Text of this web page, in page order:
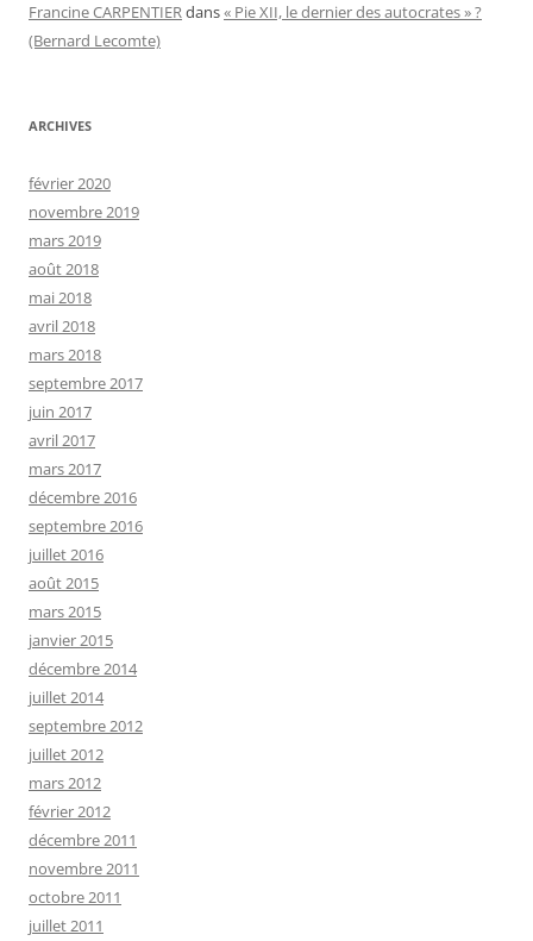
Francine CARPENTIERdans« Pie XII, le dernier des autocrates » ?
(Bernard Lecomte)
ARCHIVES
février 2020
novembre 2019
mars 2019
août 2018
mai 2018
avril 2018
mars 2018
septembre 2017
juin 2017
avril 2017
mars 2017
décembre 2016
septembre 2016
juillet 2016
août 2015
mars 2015
janvier 2015
décembre 2014
juillet 2014
septembre 2012
juillet 2012
mars 2012
février 2012
décembre 2011
novembre 2011
octobre 2011
juillet 2011